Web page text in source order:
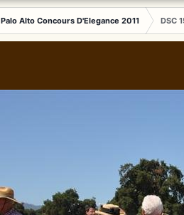
Palo Alto Concours D'Elegance 2011 DSC